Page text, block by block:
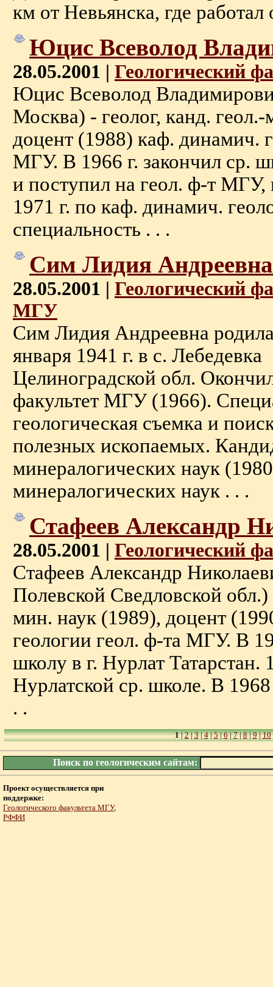
км от Невьянска, где работал
Юцис Всеволод
28.05.2001 | Геологический
Юцис Всеволод
Москва) - геолог, канд.
доцент (1988) каф. динамич.
МГУ. В 1966 г. закончил ср.
и поступил на геол. ф-т МГУ,
1971 г. по каф. динамич.
специальность . . .
Сим Лидия Андреевна
28.05.2001 | Геологический
МГУ
Сим Лидия Андреевна
января 1941 г. в с. Лебедевка
Целиноградской обл.
факультет МГУ (1966).
геологическая съемка и
полезных ископаемых.
минералогических наук
минералогических наук . . .
Стафеев Александр
28.05.2001 | Геологический
Стафеев Александр
Полевской Сведловской обл.)
мин. наук (1989), доцент
геологии геол. ф-та МГУ. В
школу в г. Нурлат Татарстан.
Нурлатской ср. школе. В 1968
. .
1|2|3|4|5|6|7|8|9|10
Поиск по геологическим сайтам:
Проект осуществляется при
поддержке:
Геологического факультета МГУ,
РФФИ